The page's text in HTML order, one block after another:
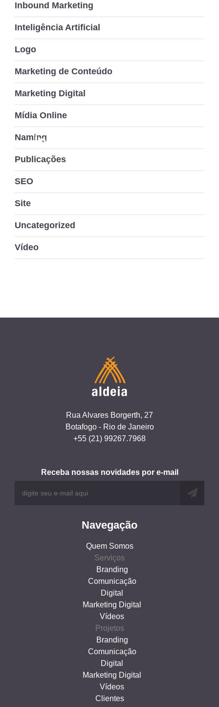
In-Haus
Inbound Marketing
Inteligência Artificial
Logo
Marketing de Conteúdo
Marketing Digital
Mídia Online
Naming
Publicações
SEO
Site
Uncategorized
Vídeo
Rua Alvares Borgerth, 27
Botafogo - Rio de Janeiro
+55 (21) 99267.7968
Receba nossas novidades por e-mail
Navegação
Quem Somos
Serviços
Branding
Comunicação
Digital
Marketing Digital
Vídeos
Projetos
Branding
Comunicação
Digital
Marketing Digital
Vídeos
Clientes